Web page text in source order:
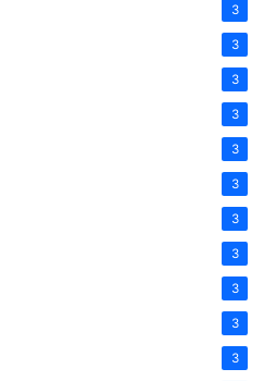
3
3
3
3
3
3
3
3
3
3
3